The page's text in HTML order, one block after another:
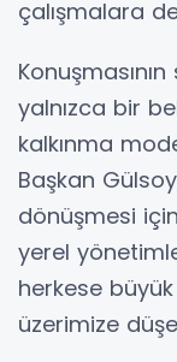
çalışmalara
yalnızca bir
kalkınma
Başkan
dönüşmesi
yerel
herkese
üzerimize